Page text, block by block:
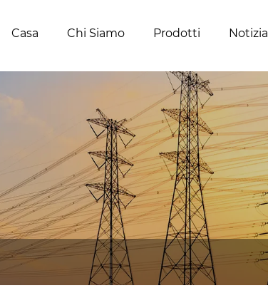
Casa Chi Siamo Prodotti Notizia